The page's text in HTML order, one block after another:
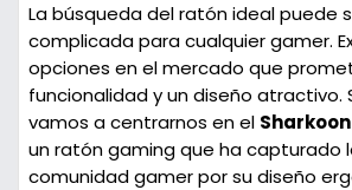
La búsqueda del ratón ideal puede
complicada para cualquier gamer.
opciones en el mercado que
funcionalidad y un diseño atractivo.
vamos a centrarnos en el
un ratón gaming que ha capturado
comunidad gamer por su diseño